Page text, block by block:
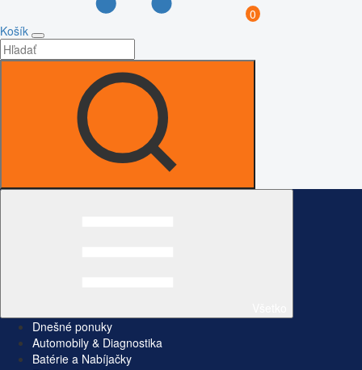
0
Košík
Dnešné ponuky
Automobily & Diagnostika
Batérie a Nabíjačky